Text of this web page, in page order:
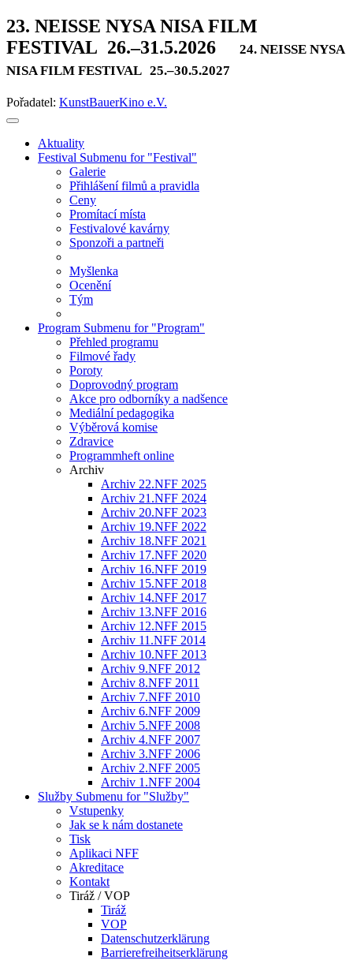
23. NEISSE NYSA NISA FILM
FESTIVAL 26.–31.5.2026
24. NEISSE NYSA
NISA FILM FESTIVAL 25.–30.5.2027
Pořadatel: KunstBauerKino e.V.
Aktuality
Festival Submenu for "Festival"
Galerie
Přihlášení filmů a pravidla
Ceny
Promítací místa
Festivalové kavárny
Sponzoři a partneři
Myšlenka
Ocenění
Tým
Program Submenu for "Program"
Přehled programu
Filmové řady
Poroty
Doprovodný program
Akce pro odborníky a nadšence
Mediální pedagogika
Výběrová komise
Zdravice
Programmheft online
Archiv
Archiv 22.NFF 2025
Archiv 21.NFF 2024
Archiv 20.NFF 2023
Archiv 19.NFF 2022
Archiv 18.NFF 2021
Archiv 17.NFF 2020
Archiv 16.NFF 2019
Archiv 15.NFF 2018
Archiv 14.NFF 2017
Archiv 13.NFF 2016
Archiv 12.NFF 2015
Archiv 11.NFF 2014
Archiv 10.NFF 2013
Archiv 9.NFF 2012
Archiv 8.NFF 2011
Archiv 7.NFF 2010
Archiv 6.NFF 2009
Archiv 5.NFF 2008
Archiv 4.NFF 2007
Archiv 3.NFF 2006
Archiv 2.NFF 2005
Archiv 1.NFF 2004
Služby Submenu for "Služby"
Vstupenky
Jak se k nám dostanete
Tisk
Aplikaci NFF
Akreditace
Kontakt
Tiráž / VOP
Tiráž
VOP
Datenschutzerklärung
Barrierefreiheitserklärung